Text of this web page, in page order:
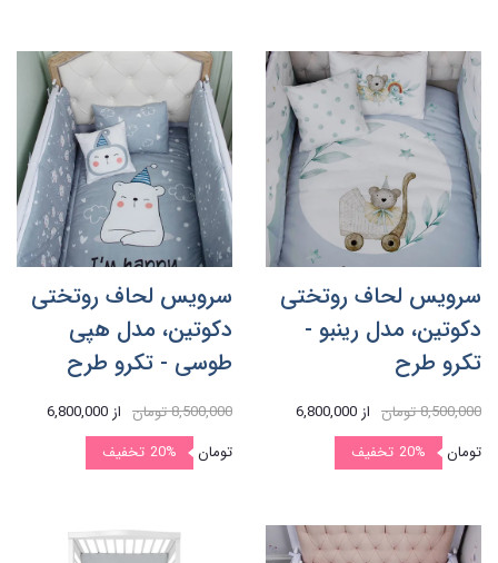
سرویس لحاف روتختی
دکوتین، مدل رینبو -
تکرو طرح
8,500,000 تومان از 6,800,000
تومان
20% تخفیف
سرویس لحاف روتختی
دکوتین، مدل هپی
طوسی - تکرو طرح
8,500,000 تومان از 6,800,000
تومان
20% تخفیف